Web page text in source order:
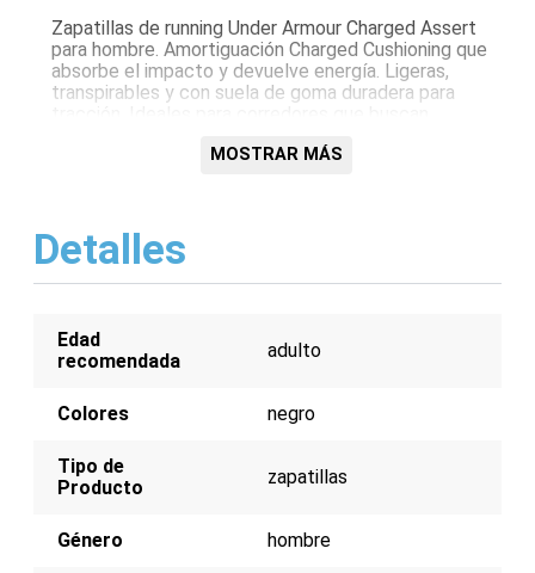
Zapatillas de running Under Armour Charged Assert
para hombre. Amortiguación Charged Cushioning que
absorbe el impacto y devuelve energía. Ligeras,
transpirables y con suela de goma duradera para
Upper de malla transpirable
Suela de goma resistente a la abrasión
Diseño ligero
MOSTRAR MÁS
Detalles
Edad
recomendada
adulto
Colores negro
Tipo de
Producto
zapatillas
Género hombre